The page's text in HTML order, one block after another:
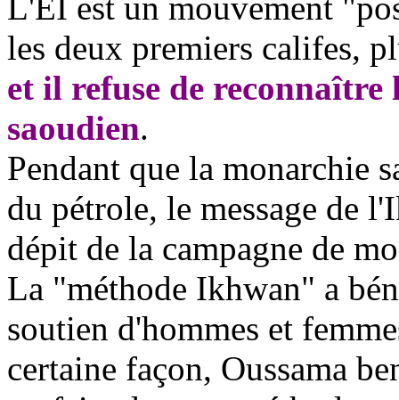
les deux premiers califes,
et il refuse de
saoudien.
Pendant que la monarchie
du pétrole, le message de l'
dépit de la campagne de
La "méthode Ikhwan" a
soutien d'hommes et
certaine façon, Oussama